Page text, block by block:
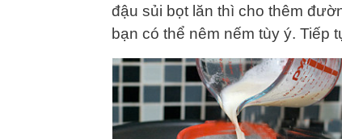
đậu sủi bọt lăn thì cho thêm
bạn có thể nêm nếm tùy ý. Tiếp